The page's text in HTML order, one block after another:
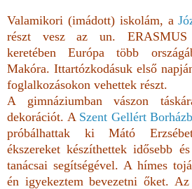
Valamikori (imádott) iskolám, a
részt vesz az un. ERASMUS
keretében Európa több
Makóra. Ittartózkodásuk első
foglalkozásokon vehettek részt.
A gimnáziumban vászon
dekorációt. A Szent Gellért
próbálhattak ki Mátó
ékszereket készíthettek idősebb
tanácsai segítségével. A hímes
én igyekeztem bevezetni őket.